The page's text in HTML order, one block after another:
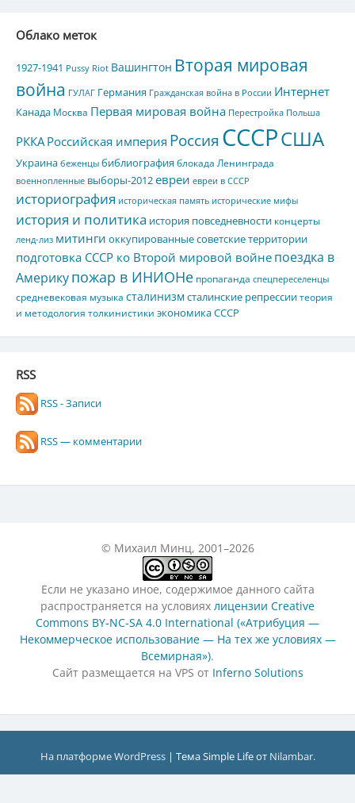
Облако меток
1927-1941 Pussy Riot Вашингтон Вторая мировая
война ГУЛАГ Германия Гражданская война в России Интернет
Канада Москва Первая мировая война Перестройка Польша
РККА Российская империя Россия СССРСША
Украина беженцы библиография блокада Ленинграда
военнопленные выборы-2012евреи евреи в СССР
историография историческая память исторические мифы
история и политика история повседневности концерты
ленд-лиз митинги оккупированные советские территории
подготовка СССР ко Второй мировой войнепоездка в
Америкупожар в ИНИОНе пропаганда спецпереселенцы
средневековая музыка сталинизмсталинские репрессиитеория
и методология толкинистики экономика СССР
RSS
RSS - Записи
RSS — комментарии
© Михаил Минц, 2001–2026
Если не указано иное, содержимое данного сайта
распространяется на условиях лицензии Creative
Commons BY-NC-SA 4.0 International («Атрибуция —
Некоммерческое использование — На тех же условиях —
Всемирная»).
Сайт размещается на VPS от Inferno Solutions
На платформе WordPress | Тема Simple Life от Nilambar.